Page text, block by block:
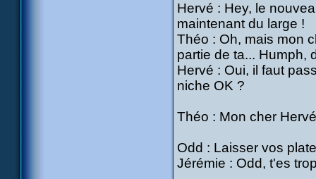
Hervé : Hey, le
maintenant du large !
Théo : Oh, mais mon
partie de ta... Humph,
Hervé : Oui, il faut
niche OK ?
Théo : Mon cher
Odd : Laisser vos
Jérémie : Odd, t'es